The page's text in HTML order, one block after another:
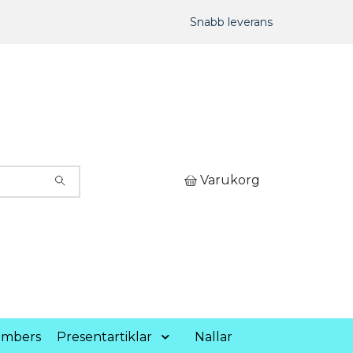
Snabb leverans
Varukorg
Presentartiklar Nallar